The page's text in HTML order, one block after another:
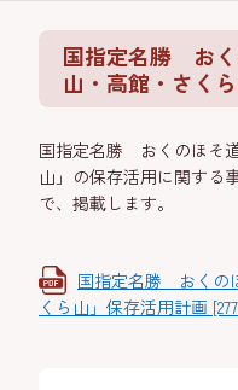
国指定名勝 おく
山・高館・さく
国指定名勝 おくのほそ
山」の保存活用に関する
で、掲載します。
国指定名勝 おくの
くら山」保存活用計画